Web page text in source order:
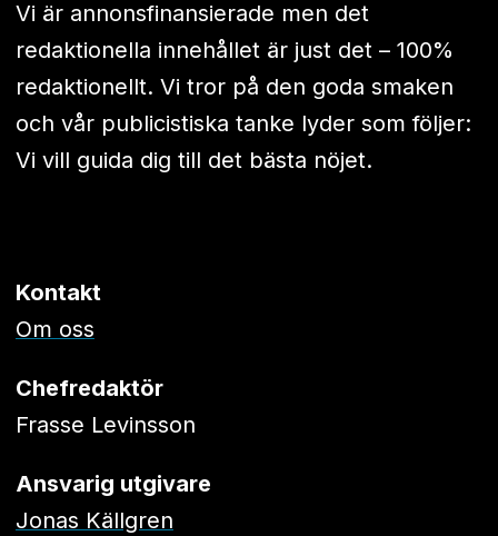
Vi är annonsfinansierade men det
redaktionella innehållet är just det – 100%
redaktionellt. Vi tror på den goda smaken
och vår publicistiska tanke lyder som följer:
Vi vill guida dig till det bästa nöjet.
Kontakt
Om oss
Chefredaktör
Frasse Levinsson
Ansvarig utgivare
Jonas Källgren